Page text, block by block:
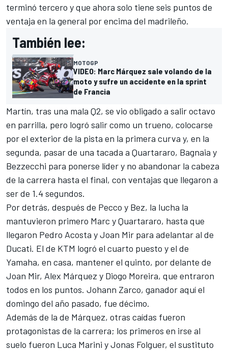
terminó tercero y que ahora solo tiene seis puntos de
ventaja en la general por encima del madrileño.
También lee:
MOTOGP
VIDEO: Marc Márquez sale volando de la
moto y sufre un accidente en la sprint
de Francia
Martín, tras una mala Q2, se vio obligado a salir octavo
en parrilla, pero logró salir como un trueno, colocarse
por el exterior de la pista en la primera curva y, en la
segunda, pasar de una tacada a Quartararo, Bagnaia y
Bezzecchi para ponerse líder y no abandonar la cabeza
de la carrera hasta el final, con ventajas que llegaron a
ser de 1.4 segundos.
Por detrás, después de Pecco y Bez, la lucha la
mantuvieron primero Marc y Quartararo, hasta que
llegaron Pedro Acosta yJoan Mir para adelantar al de
Ducati. El de KTM logró el cuarto puesto y el de
Yamaha, en casa, mantener el quinto, por delante de
Joan Mir, Alex Márquez y Diogo Moreira, que entraron
todos en los puntos. Johann Zarco, ganador aquí el
domingo del año pasado, fue décimo.
Además de la de Márquez, otras caídas fueron
protagonistas de la carrera; los primeros en irse al
suelo fueron Luca Marini y Jonas Folguer, el sustituto